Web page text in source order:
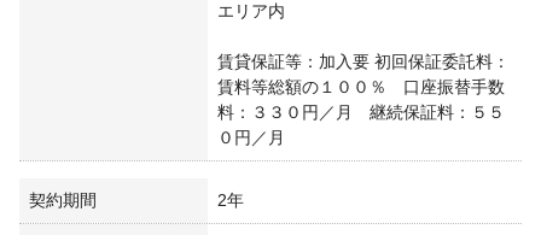
エリア内
賃貸保証等：加入要 初回保証委託料：
賃料等総額の１００％ 口座振替手数
料：３３０円／月 継続保証料：５５
０円／月
契約期間 2年